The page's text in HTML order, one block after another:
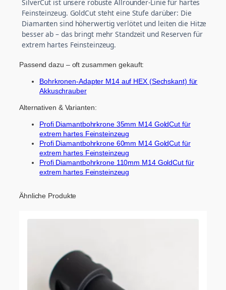
SilverCut ist unsere robuste Allrounder-Linie für hartes
Feinsteinzeug. GoldCut steht eine Stufe darüber: Die
Diamanten sind höherwertig verlötet und leiten die Hitze
besser ab – das bringt mehr Standzeit und Reserven für
extrem hartes Feinsteinzeug.
Passend dazu – oft zusammen gekauft:
Bohrkronen-Adapter M14 auf HEX (Sechskant) für
Akkuschrauber
Alternativen & Varianten:
Profi Diamantbohrkrone 35mm M14 GoldCut für
extrem hartes Feinsteinzeug
Profi Diamantbohrkrone 60mm M14 GoldCut für
extrem hartes Feinsteinzeug
Profi Diamantbohrkrone 110mm M14 GoldCut für
extrem hartes Feinsteinzeug
Ähnliche Produkte